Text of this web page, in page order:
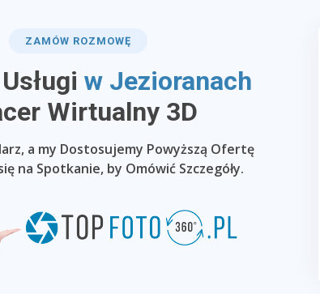
ZAMÓW ROZMOWĘ
w Jezioranach
Wirtualny 3D
a my Dostosujemy Powyższą Ofertę
na Spotkanie, by Omówić Szczegóły.